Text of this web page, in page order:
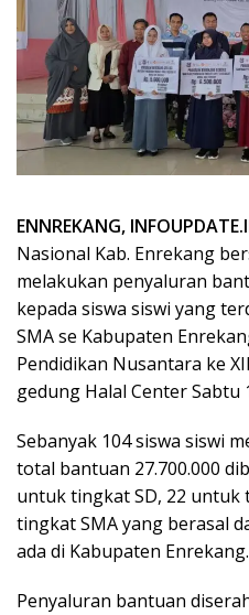
ENNREKANG,
Nasional Kab. Enrekang
melakukan penyaluran
kepada siswa siswi yang
SMA se Kabupaten
Pendidikan Nusantara ke
gedung Halal Center Sabtu
Sebanyak 104 siswa siswi
total bantuan 27.700.000
untuk tingkat SD, 22 untuk
tingkat SMA yang berasal
ada di Kabupaten Enrekang.
Penyaluran bantuan